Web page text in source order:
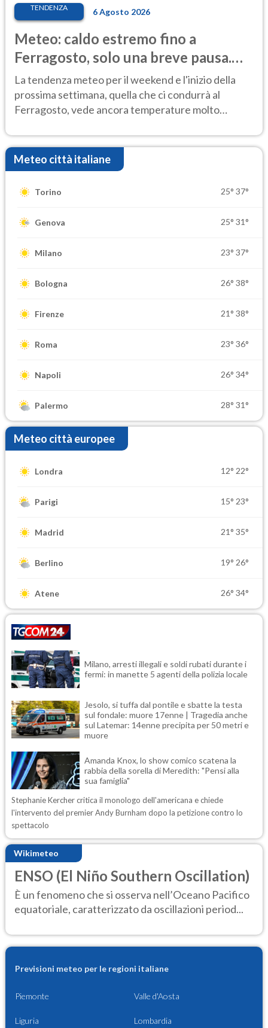
TENDENZA 6 Agosto 2026
Meteo: caldo estremo fino a
Ferragosto, solo una breve pausa.
Ecco dove
La tendenza meteo per il weekend e l'inizio della
prossima settimana, quella che ci condurrà al
Ferragosto, vede ancora temperature molto
Meteo città italiane
Torino 25° 37°
Genova 25° 31°
Milano 23° 37°
Bologna 26° 38°
Firenze 21° 38°
Roma 23° 36°
Napoli 26° 34°
Palermo 28° 31°
Meteo città europee
Londra 12° 22°
Parigi 15° 23°
Madrid 21° 35°
Berlino 19° 26°
Atene 26° 34°
Milano, arresti illegali e soldi rubati durante i
fermi: in manette 5 agenti della polizia locale
Jesolo, si tuffa dal pontile e sbatte la testa
sul fondale: muore 17enne | Tragedia anche
sul Latemar: 14enne precipita per 50 metri e
muore
Amanda Knox, lo show comico scatena la
rabbia della sorella di Meredith: "Pensi alla
sua famiglia"
Stephanie Kercher critica il monologo dell'americana e chiede
l'intervento del premier Andy Burnham dopo la petizione contro lo
spettacolo
Wikimeteo
ENSO (El Niño Southern Oscillation)
È un fenomeno che si osserva nell’Oceano Pacifico
equatoriale, caratterizzato da oscillazioni period...
Previsioni meteo per le regioni italiane
Piemonte Valle d'Aosta
Liguria Lombardia